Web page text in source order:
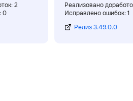
2
0
Реализовано
Исправлено ошибок: 1
Релиз 3.49.0.0